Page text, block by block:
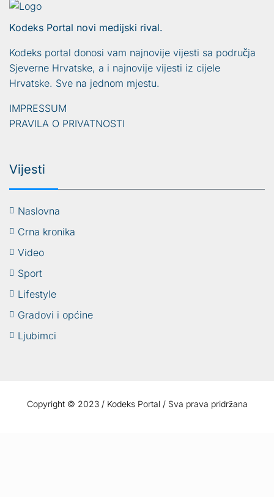
Kodeks Portal novi medijski rival.
Kodeks portal donosi vam najnovije vijesti sa područja
Sjeverne Hrvatske, a i najnovije vijesti iz cijele
Hrvatske. Sve na jednom mjestu.
IMPRESSUM
PRAVILA O PRIVATNOSTI
Vijesti
Naslovna
Crna kronika
Video
Sport
Lifestyle
Gradovi i općine
Ljubimci
Copyright © 2023 / Kodeks Portal / Sva prava pridržana